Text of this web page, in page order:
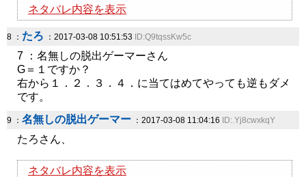
ネタバレ内容を表示
8 ： たろ ：2017-03-08 10:51:53 ID:Q9tqssKw5c
7 ：名無しの脱出ゲーマーさん
G＝１ですか？
右から１．２．３．４．に当てはめてやっても逆もダメ
です。
9 ： 名無しの脱出ゲーマー ：2017-03-08 11:04:16 ID:.Yj8cwxkqY
たろさん、
ネタバレ内容を表示